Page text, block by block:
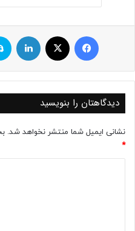
فیسبوک ایکس
دیدگاهتان را بنویسید
نشانی ایمیل شما منتشر نخواهد شد.
*